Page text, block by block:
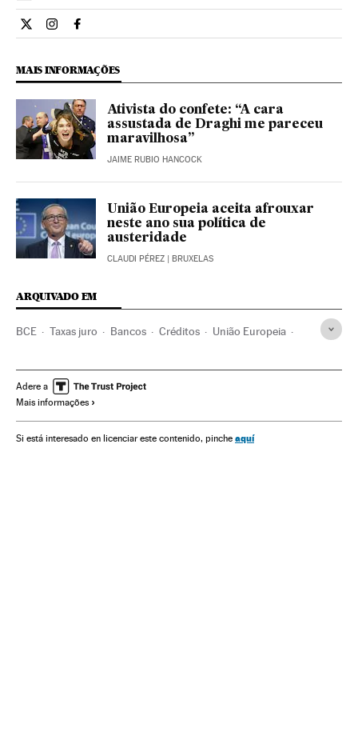
Internacional El País Brasil en Twitter
Internacional El País Brasil en Instagram
Internacional El País Brasil en Facebook
MAIS INFORMAÇÕES
Ativista do confete: “A cara
assustada de Draghi me pareceu
maravilhosa”
JAIME RUBIO HANCOCK
União Europeia aceita afrouxar
neste ano sua política de
austeridade
CLAUDI PÉREZ | BRUXELAS
ARQUIVADO EM
BCE Taxas juro Bancos Créditos União Europeia
Banca Relações exteriores
Adere a
Mais informações
Si está interesado en licenciar este contenido, pinche aquí